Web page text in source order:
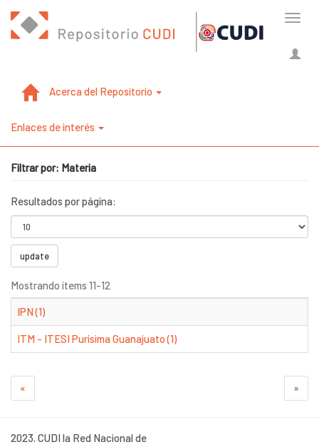
Acerca del Repositorio
Enlaces de interés
Filtrar por: Materia
Resultados por página:
update
Mostrando items 11-12
IPN (1)
ITM - ITESI Purísima Guanajuato (1)
« »
2023. CUDI la Red Nacional de